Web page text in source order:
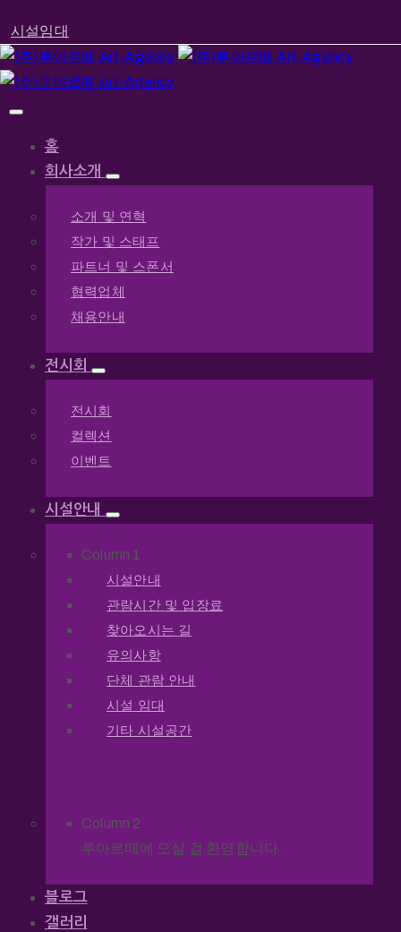
시설임대
홈
회사소개
소개 및 연혁
작가 및 스태프
파트너 및 스폰서
협력업체
채용안내
전시회
전시회
컬렉션
이벤트
시설안내
Column 1
시설안내
관람시간 및 입장료
찾아오시는 길
유의사항
단체 관람 안내
시설 임대
기타 시설공간
Column 2
루아르떼에 오실 걸 환영합니다.
블로그
갤러리